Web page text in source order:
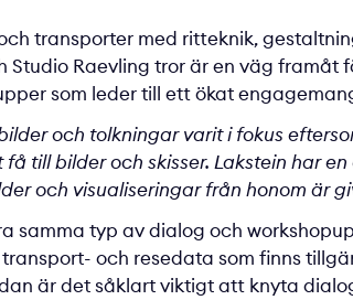
transporter med ritteknik,
Studio Raevling tror är en väg framåt
som leder till ett ökat
och tolkningar varit i fokus
till bilder och skisser. Lakstein har
och visualiseringar från honom är
samma typ av dialog och
och resedata som finns
är det såklart viktigt att knyta